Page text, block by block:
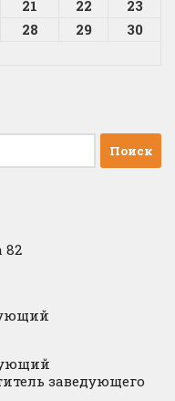
21 22
23
28 29
30
82
заведующего